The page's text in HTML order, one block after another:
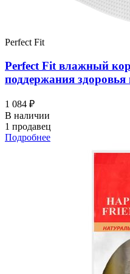
Perfect Fit
Perfect Fit влажный
поддержания здоровья
1 084 ₽
В наличии
1 продавец
Подробнее